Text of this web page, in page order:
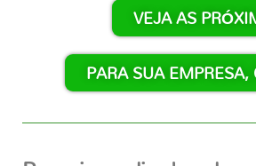
VEJA AS
PARA SUA